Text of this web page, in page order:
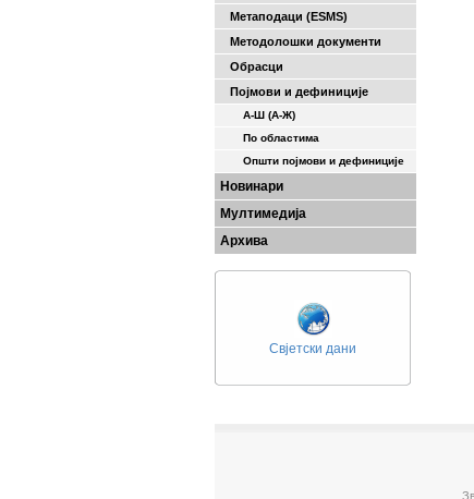
Метаподаци (ESMS)
Методолошки документи
Обрасци
Појмови и дефиниције
А-Ш (A-Ж)
По областима
Општи појмови и дефиниције
Новинари
Мултимедија
Архива
Свјетски дани